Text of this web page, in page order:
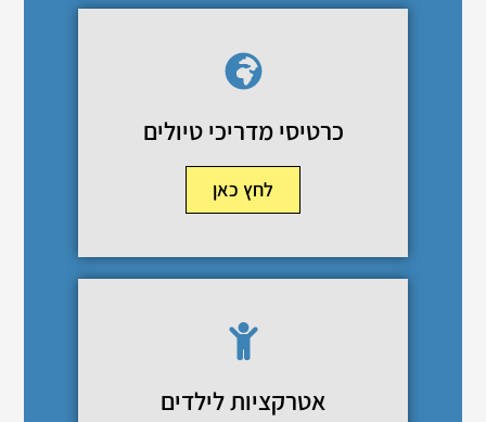
כרטיסי מדריכי טיולים
לחץ כאן
אטרקציות לילדים